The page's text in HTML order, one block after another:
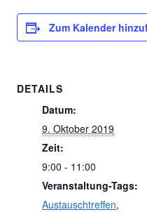
Zum Kalender
DETAILS
Datum:
9. Oktober 2019
Zeit:
9:00 - 11:00
Veranstaltung-Tags:
Austauschtreffen,